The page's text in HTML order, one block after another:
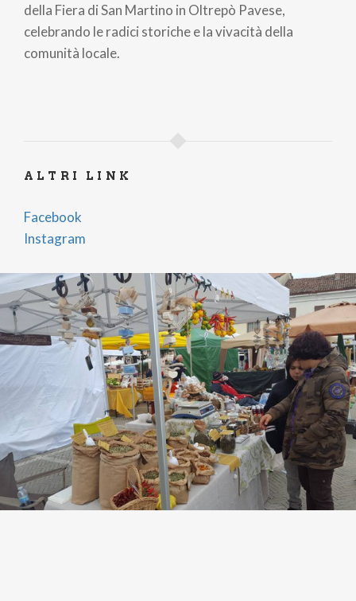
della Fiera di San Martino in Oltrepò Pavese,
celebrando le radici storiche e la vivacità della
comunità locale.
ALTRI LINK
Facebook
Instagram